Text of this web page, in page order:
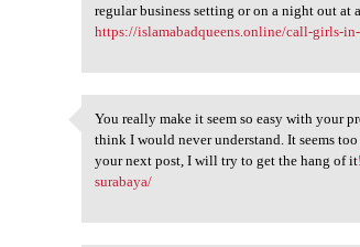
regular business setting or on a night out
https://islamabadqueens.online/call-girls-
You really make it seem so
You really make it seem so easy with your
think I would never understand. It seems
your next post, I will try to get the hang of
surabaya/